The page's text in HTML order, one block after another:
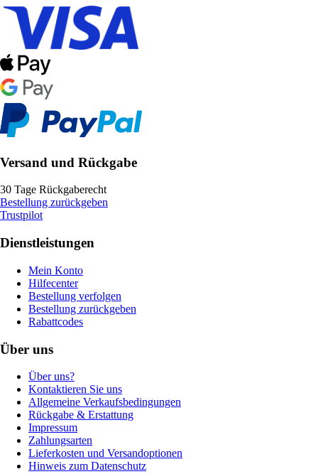
Versand und Rückgabe
30 Tage Rückgaberecht
Bestellung zurückgeben
Trustpilot
Dienstleistungen
Mein Konto
Hilfecenter
Bestellung verfolgen
Bestellung zurückgeben
Rabattcodes
Über uns
Über uns?
Kontaktieren Sie uns
Allgemeine Verkaufsbedingungen
Rückgabe & Erstattung
Impressum
Zahlungsarten
Lieferkosten und Versandoptionen
Hinweis zum Datenschutz